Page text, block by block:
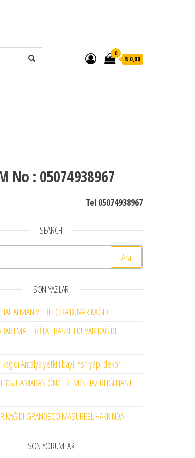
0
₺ 0,00
No : 05074938967
Tel:05074938967
SEARCH
SON YAZILAR
ALMAN VE BELÇİKA DUVAR KAĞIDI .
DİJİTAL BASKILI DUVAR KAĞIDI
Antalya yetkili bayii Ysn yapı dekor
ÖNCE ZEMİN HAZIRLIĞI NASIL
KAĞIDI GRANDECO MASUREEL HAKKINDA
SON YORUMLAR